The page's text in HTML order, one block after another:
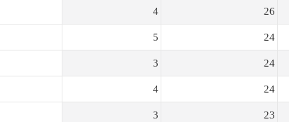
4 26
5 24
3 24
4 24
3 23